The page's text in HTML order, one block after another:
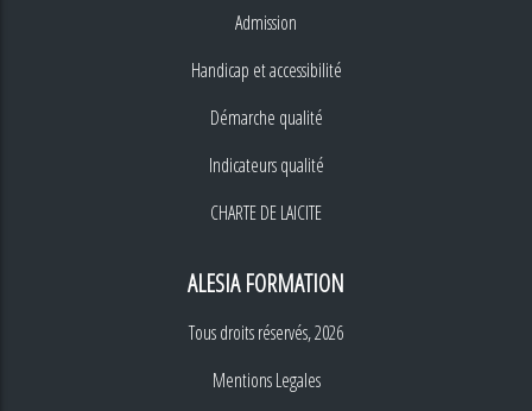
Admission
Handicap et accessibilité
Démarche qualité
Indicateurs qualité
CHARTE DE LAICITE
ALESIA FORMATION
Tous droits réservés, 2026
Mentions Legales